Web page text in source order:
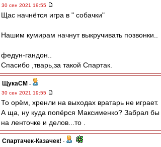
30 сен 2021 19:55
Щас начнётся игра в " собачки"
Нашим кумирам начнут выкручивать позвонки..
федун-гандон..
Спасибо ,тварь,за такой Спартак.
ЩукаСМ -
30 сен 2021 19:55
То орём, хренли на выходах вратарь не играет.
А ща, ну куда попёрся Максименко? Забрал бы
на ленточке и делов...то .
Спартачек-Казачек! -